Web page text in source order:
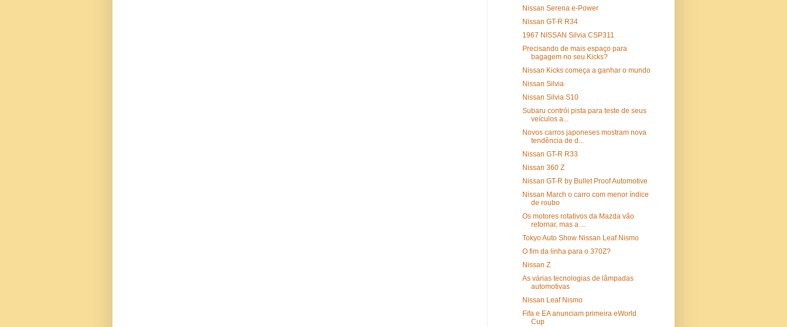
Nissan Serena e-Power
Nissan GT-R R34
1967 NISSAN Silvia CSP311
Precisando de mais espaço para
bagagem no seu Kicks?
Nissan Kicks começa a ganhar o mundo
Nissan Silvia
Nissan Silvia S10
Subaru contrói pista para teste de seus
veículos a...
Novos carros japoneses mostram nova
tendência de d...
Nissan GT-R R33
Nissan 360 Z
Nissan GT-R by Bullet Proof Automotive
Nissan March o carro com menor índice
de roubo
Os motores rotativos da Mazda vão
retornar, mas a ...
Tokyo Auto Show Nissan Leaf Nismo
O fim da linha para o 370Z?
Nissan Z
As várias tecnologias de lâmpadas
automotivas
Nissan Leaf Nismo
Fifa e EA anunciam primeira eWorld
Cup